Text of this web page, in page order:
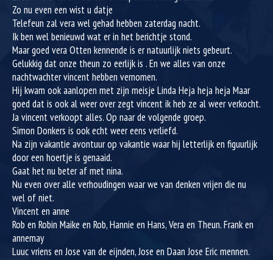
Zo nu even een wist u datje
Telefeun zal vera wel gehad hebben zaterdag nacht.
Ik ben wel benieuwd wat er in het berichtje stond.
Maar goed vera Otten kennende is er natuurlijk niets gebeurt.
Gelukkig dat onze theun zo eerlijk is . En we alles van onze
nachtwachter vincent hebben vernomen.
Hij kwam ook aanlopen met zijn meisje Linda Heja heja heja Maar
goed dat is ook al weer over zegt vincent ik heb ze al weer verkocht.
Ja vincent verkoopt alles. Op naar de volgende groep.
Simon Donkers is ook echt weer eens verliefd.
Na zijn vakantie avontuur op vakantie waar hij letterlijk en figuurlijk
door een hoertje is genaaid.
Gaat het nu beter af met nina.
Nu even over alle verhoudingen waar we van denken vrijen die nu
wel of niet.
Vincent en anne
Rob en Robin Maike en Rob, Hannie en Hans, Vera en Theun. Frank en
annemay
Luuc vriens en Jose van de eijnden, Jose en Daan Jose Eric mennen.